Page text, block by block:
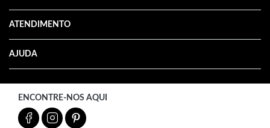
ATENDIMENTO
AJUDA
ENCONTRE-NOS AQUI